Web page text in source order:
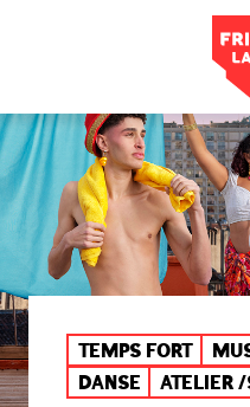
TEMPS FORT
DANSE
ATELIER /
Panneau de gestion des